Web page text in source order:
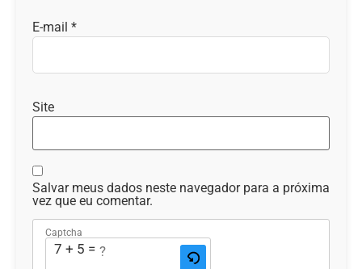
E-mail *
Site
Salvar meus dados neste navegador para a próxima
vez que eu comentar.
Captcha
7 + 5 = ?